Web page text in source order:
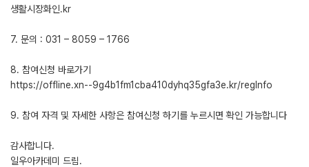
생활시장화인.kr
7. 문의 : 031 – 8059 – 1766
8. 참여신청 바로가기
https://offline.xn--9g4b1fm1cba410dyhq35gfa3e.kr/regInfo
9. 참여 자격 및 자세한 사항은 참여신청 하기를 누르시면 확인 가능합니다
감사합니다.
일우아카데미 드림.